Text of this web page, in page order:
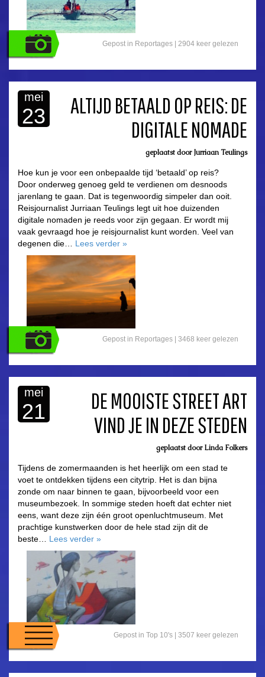
Gepost in Reportages | 2904 keer gelezen
mei
23
ALTIJD BETAALD OP REIS: DE
DIGITALE NOMADE
geplaatst doorJurriaan Teulings
Hoe kun je voor een onbepaalde tijd ‘betaald’ op reis?
Door onderweg genoeg geld te verdienen om desnoods
jarenlang te gaan. Dat is tegenwoordig simpeler dan ooit.
Reisjournalist Jurriaan Teulings legt uit hoe duizenden
digitale nomaden je reeds voor zijn gegaan. Er wordt mij
vaak gevraagd hoe je reisjournalist kunt worden. Veel van
degenen die… Lees verder »
Gepost in Reportages 3468 keer gelezen
mei
21
DE MOOISTE STREET ART
VIND JE IN DEZE STEDEN
geplaatst doorLinda Folkers
Tijdens de zomermaanden is het heerlijk om een stad te
voet te ontdekken tijdens een citytrip. Het is dan bijna
zonde om naar binnen te gaan, bijvoorbeeld voor een
museumbezoek. In sommige steden hoeft dat echter niet
eens, want deze zijn één groot openluchtmuseum. Met
prachtige kunstwerken door de hele stad zijn dit de
beste… Lees verder »
Gepost in Top 10's 3507 keer gelezen